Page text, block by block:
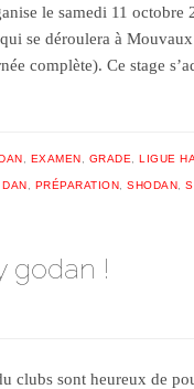
le samedi 11 octobre
se déroulera à
complète). Ce stage
, EXAMEN, GRADE,LIGUE
DAN, PRÉPARATION,SHODAN,
godan !
clubs sont heureux de